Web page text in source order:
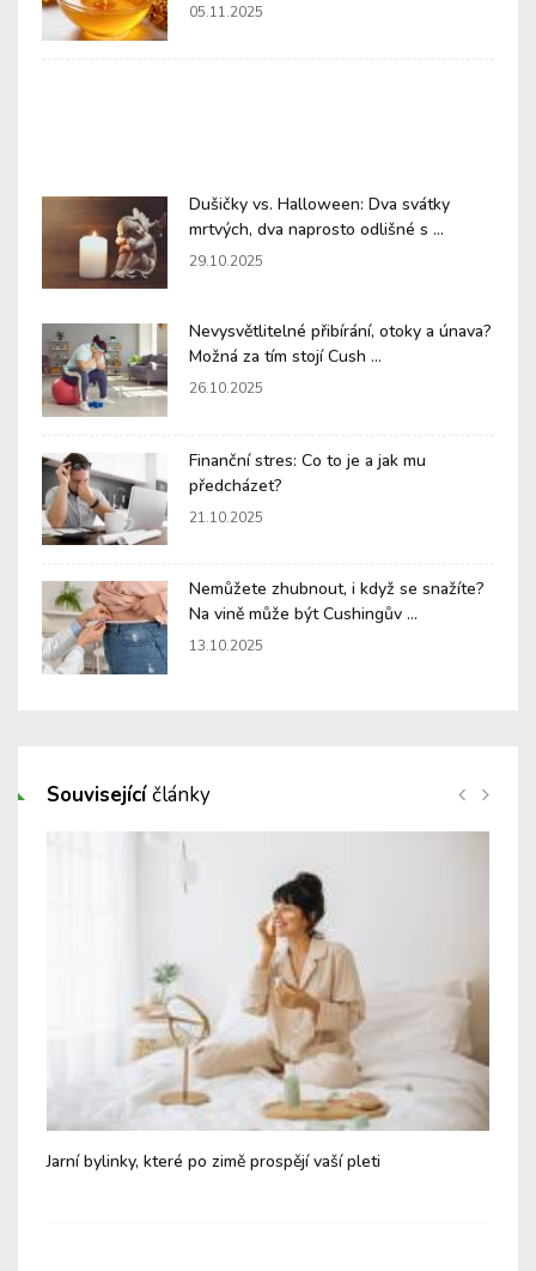
05.11.2025
Dušičky vs. Halloween: Dva svátky
mrtvých, dva naprosto odlišné s ...
29.10.2025
Nevysvětlitelné přibírání, otoky a únava?
Možná za tím stojí Cush ...
26.10.2025
Finanční stres: Co to je a jak mu
předcházet?
21.10.2025
Nemůžete zhubnout, i když se snažíte?
Na vině může být Cushingův ...
13.10.2025
Souvisejícíčlánky
Jarní bylinky, které po zimě prospějí vaší pleti